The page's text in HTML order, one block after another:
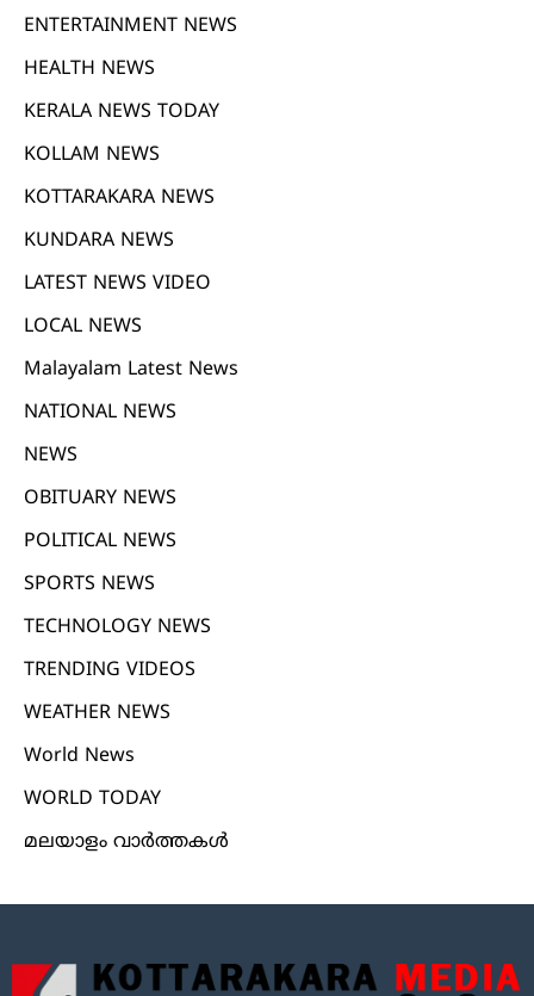
ENTERTAINMENT NEWS
HEALTH NEWS
KERALA NEWS TODAY
KOLLAM NEWS
KOTTARAKARA NEWS
KUNDARA NEWS
LATEST NEWS VIDEO
LOCAL NEWS
Malayalam Latest News
NATIONAL NEWS
NEWS
OBITUARY NEWS
POLITICAL NEWS
SPORTS NEWS
TECHNOLOGY NEWS
TRENDING VIDEOS
WEATHER NEWS
World News
WORLD TODAY
മലയാളം വാർത്തകൾ